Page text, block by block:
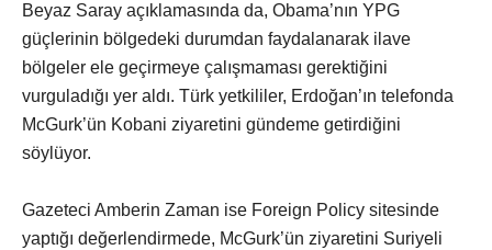
Beyaz Saray açıklamasında da, Obama’nın YPG
güçlerinin bölgedeki durumdan faydalanarak ilave
bölgeler ele geçirmeye çalışmaması gerektiğini
vurguladığı yer aldı. Türk yetkililer, Erdoğan’ın telefonda
McGurk’ün Kobani ziyaretini gündeme getirdiğini
söylüyor.
Gazeteci Amberin Zaman ise Foreign Policy sitesinde
yaptığı değerlendirmede, McGurk’ün ziyaretini Suriyeli